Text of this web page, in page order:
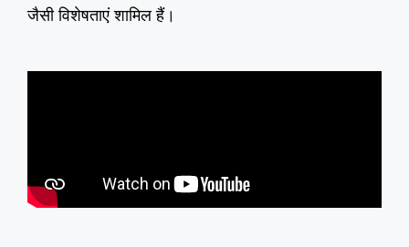
जैसी विशेषताएं शामिल हैं।